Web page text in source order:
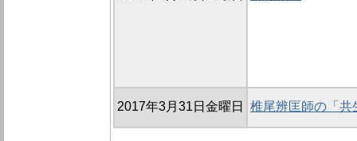
2017年3月31日金曜日 椎尾辨匡師の「共